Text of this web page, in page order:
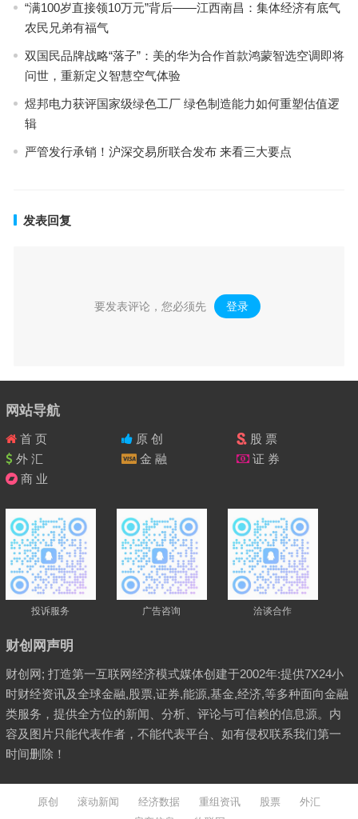
“满100岁直接领10万元”背后——江西南昌：集体经济有底气
农民兄弟有福气
双国民品牌战略“落子”：美的华为合作首款鸿蒙智选空调即将
问世，重新定义智慧空气体验
煜邦电力获评国家级绿色工厂 绿色制造能力如何重塑估值逻
辑
严管发行承销！沪深交易所联合发布 来看三大要点
发表回复
要发表评论，您必须先 登录 。
网站导航
首 页 原 创
股 票
外 汇
金 融
证 券
商 业
投诉服务 广告咨询 洽谈合作
财创网声明
财创网; 打造第一互联网经济模式媒体创建于2002年:提供7X24小
时财经资讯及全球金融,股票,证券,能源,基金,经济,等多种面向金融
类服务，提供全方位的新闻、分析、评论与可信赖的信息源。内
容及图片只能代表作者，不能代表平台、如有侵权联系我们第一
时间删除！
原创 滚动新闻 经济数据 重组资讯 股票
外汇